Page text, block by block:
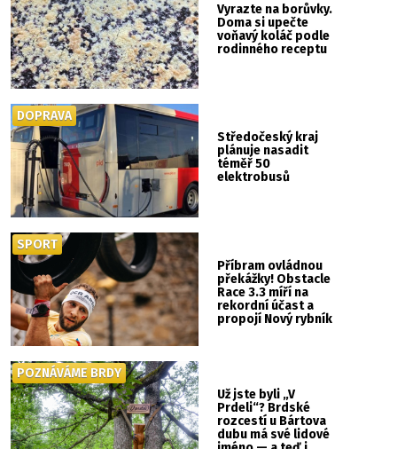
Vyrazte na borůvky.
Doma si upečte
voňavý koláč podle
rodinného receptu
Středočeský kraj
plánuje nasadit
téměř 50
elektrobusů
DOPRAVA
Příbram ovládnou
překážky! Obstacle
Race 3.3 míří na
rekordní účast a
propojí Nový rybník
SPORT
Už jste byli „V
Prdeli“? Brdské
rozcestí u Bártova
dubu má své lidové
POZNÁVÁME BRDY